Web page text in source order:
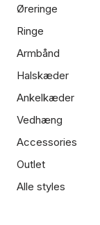
Øreringe
Ringe
Armbånd
Halskæder
Ankelkæder
Vedhæng
Accessories
Outlet
Alle styles